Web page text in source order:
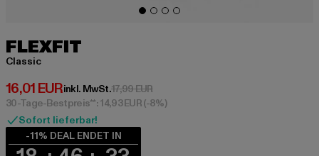
FLEXFIT
Classic
16,01 EUR
Derzeitiger Preis: 16,01 EUR
inkl. MwSt.17,99 EURAktionspreis: 17,99 EUR
30-Tage-Bestpreis**: 14,93 EUR(-8%)
Sofort lieferbar!
-11% DEAL ENDET IN